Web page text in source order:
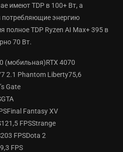
имеют TDP в 100+ Вт, а
потребляющие энергию
полное TDP Ryzen AI Max+ 395 в
70 Вт.
(мобильная)RTX 4070
2.1 Phantom Liberty75,6
Gate
Fantasy XV
FPSStrange
FPSDota 2
FPS